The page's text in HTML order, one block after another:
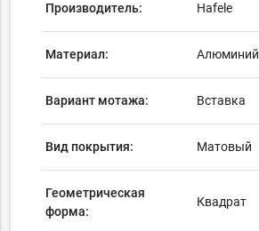
Производитель: Hafele
Материал: Алюминий
Вариант мотажа: Вставка
Вид покрытия: Матовый
Геометрическая
форма:
Квадрат